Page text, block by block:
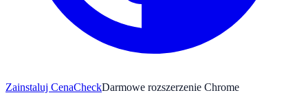
Zainstaluj CenaCheckDarmowe rozszerzenie Chrome